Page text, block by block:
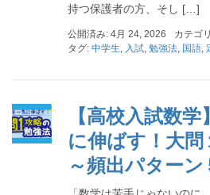
持つ保護者の方、そし […]
公開済み: 4月 24, 2026 カテゴ
タグ: 中学生 入試 勉強法 国語
【高校入試数
に伸ばす！大
～頻出パターン